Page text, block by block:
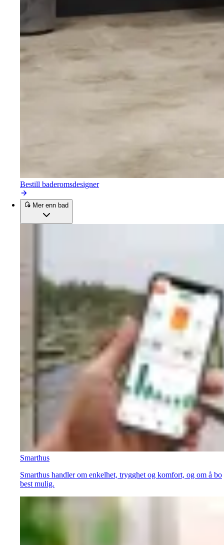
Bestill baderomsdesigner
Mer enn bad
Smarthus
Smarthus handler om enkelhet, trygghet og komfort, og om å bo
best mulig.